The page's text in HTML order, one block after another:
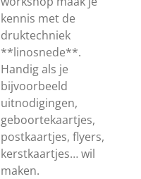
kennis met de
druktechniek
**linosnede**.
Handig als je
bijvoorbeeld
uitnodigingen,
geboortekaartjes,
postkaartjes, flyers,
kerstkaartjes… wil
maken.